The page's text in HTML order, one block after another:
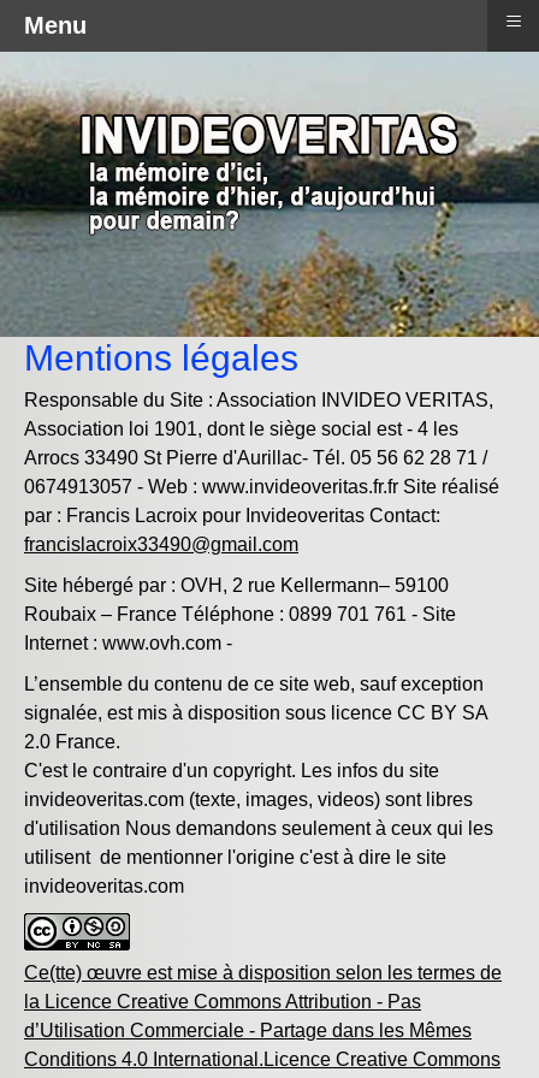
Mentions légales
Responsable du Site : Association INVIDEO VERITAS,
Association loi 1901, dont le siège social est - 4 les
Arrocs 33490 St Pierre d'Aurillac- Tél. 05 56 62 28 71 /
0674913057 - Web : www.invideoveritas.fr.fr Site réalisé
par : Francis Lacroix pour Invideoveritas Contact:
francislacroix33490@gmail.com
Site hébergé par : OVH, 2 rue Kellermann– 59100
Roubaix – France Téléphone : 0899 701 761 - Site
Internet : www.ovh.com -
L’ensemble du contenu de ce site web, sauf exception
signalée, est mis à disposition sous licence CC BY SA
2.0 France.
C'est le contraire d'un copyright. Les infos du site
invideoveritas.com (texte, images, videos) sont libres
d'utilisation Nous demandons seulement à ceux qui les
utilisent de mentionner l'origine c'est à dire le site
invideoveritas.com
Ce(tte) œuvre est mise à disposition selon les termes de
la Licence Creative Commons Attribution - Pas
d’Utilisation Commerciale - Partage dans les Mêmes
Conditions 4.0 International.Licence Creative Commons
Menu ≡